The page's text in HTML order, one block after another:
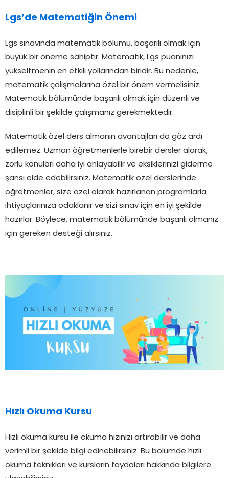
Lgs’de Matematiğin Önemi
Lgs sınavında matematik bölümü, başarılı olmak için
büyük bir öneme sahiptir. Matematik, Lgs puanınızı
yükseltmenin en etkili yollarından biridir. Bu nedenle,
matematik çalışmalarına özel bir önem vermelisiniz.
Matematik bölümünde başarılı olmak için düzenli ve
disiplinli bir şekilde çalışmanız gerekmektedir.
Matematik özel ders almanın avantajları da göz ardı
edilemez. Uzman öğretmenlerle birebir dersler alarak,
zorlu konuları daha iyi anlayabilir ve eksiklerinizi giderme
şansı elde edebilirsiniz. Matematik özel derslerinde
öğretmenler, size özel olarak hazırlanan programlarla
ihtiyaçlarınıza odaklanır ve sizi sınav için en iyi şekilde
hazırlar. Böylece, matematik bölümünde başarılı olmanız
için gereken desteği alırsınız.
Hızlı Okuma Kursu
Hızlı okuma kursu ile okuma hızınızı artırabilir ve daha
verimli bir şekilde bilgi edinebilirsiniz. Bu bölümde hızlı
okuma teknikleri ve kursların faydaları hakkında bilgilere